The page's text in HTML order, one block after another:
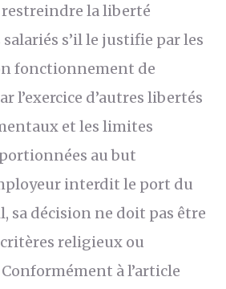
la liberté
s’il le justifie par les
fonctionnement de
l’exercice d’autres libertés
et les limites
au but
interdit le port du
sa décision ne doit pas être
religieux ou
à l’article